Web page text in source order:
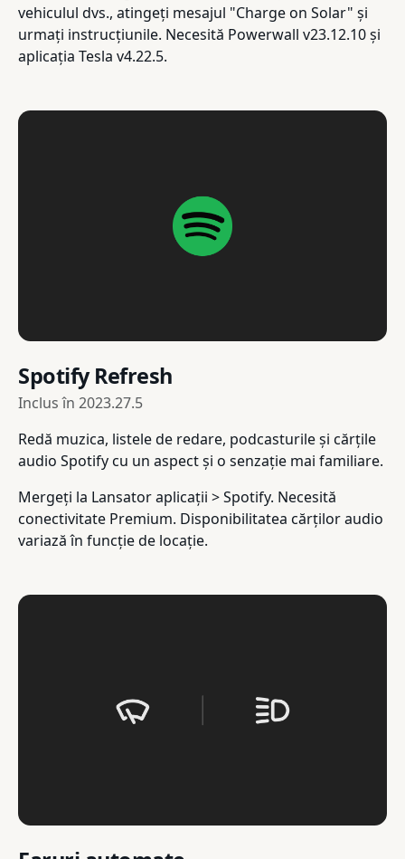
vehiculul dvs., atingeți mesajul "Charge on Solar" și
urmați instrucțiunile. Necesită Powerwall v23.12.10 și
aplicația Tesla v4.22.5.
Spotify Refresh
Inclus în 2023.27.5
Redă muzica, listele de redare, podcasturile și cărțile
audio Spotify cu un aspect și o senzație mai familiare.
Mergeți la Lansator aplicații > Spotify. Necesită
conectivitate Premium. Disponibilitatea cărților audio
variază în funcție de locație.